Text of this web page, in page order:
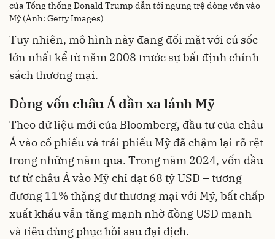
của Tổng thống Donald Trump dẫn tới ngưng trệ dòng vốn vào
Mỹ (Ảnh: Getty Images)
Tuy nhiên, mô hình này đang đối mặt với cú sốc
lớn nhất kể từ năm 2008 trước sự bất định chính
sách thương mại.
Dòng vốn châu Á dần xa lánh Mỹ
Theo dữ liệu mới của Bloomberg, đầu tư của châu
Á vào cổ phiếu và trái phiếu Mỹ đã chậm lại rõ rệt
trong những năm qua. Trong năm 2024, vốn đầu
tư từ châu Á vào Mỹ chỉ đạt 68 tỷ USD – tương
đương 11% thặng dư thương mại với Mỹ, bất chấp
xuất khẩu vẫn tăng mạnh nhờ đồng USD mạnh
và tiêu dùng phục hồi sau đại dịch.